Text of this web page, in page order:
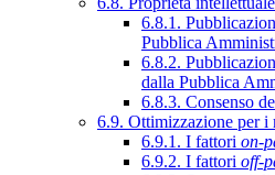
6.8.1.
Pubblica
6.8.2.
dalla Pubblica
6.8.3. Consenso
6.9. Ottimizzazione per
6.9.1. I fattori on-
6.9.2. I fattori off-